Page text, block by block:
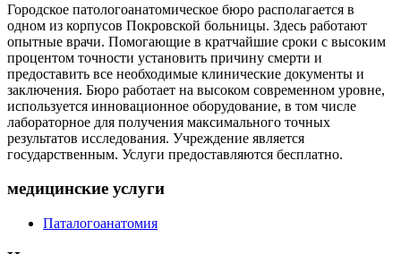
Городское патологоанатомическое бюро располагается в
одном из корпусов Покровской больницы. Здесь работают
опытные врачи. Помогающие в кратчайшие сроки с высоким
процентом точности установить причину смерти и
предоставить все необходимые клинические документы и
заключения. Бюро работает на высоком современном уровне,
используется инновационное оборудование, в том числе
лабораторное для получения максимального точных
результатов исследования. Учреждение является
государственным. Услуги предоставляются бесплатно.
медицинские услуги
Паталогоанатомия